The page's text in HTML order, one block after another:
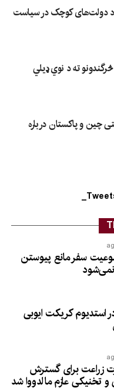
دولت‌های کوچک در سیاست
ته د نوي ډیلي
چین و پاکستان درباره
سفر مانع پیوستن
نمی‌شود
استدیوم کریکت ایوبی
زراعت برای گسترش
تخنیکی عازم مالدووا شد